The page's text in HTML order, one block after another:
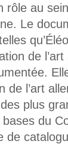
au
Le
de
de l’art
plus
du
de